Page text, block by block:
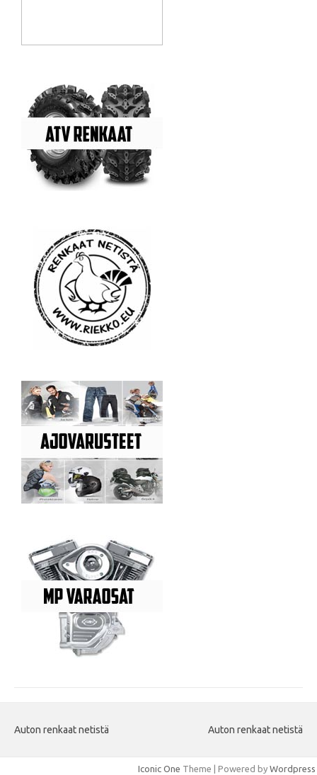
Auton renkaat netistä Auton renkaat netistä
Iconic One Theme | Powered by Wordpress